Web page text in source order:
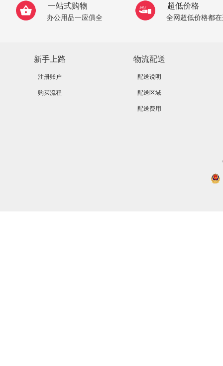
一站式购物
办公用品一应俱全
超低价格
全网超低价格都
新手上路
注册账户
购买流程
物流配送
配送说明
配送区域
配送费用